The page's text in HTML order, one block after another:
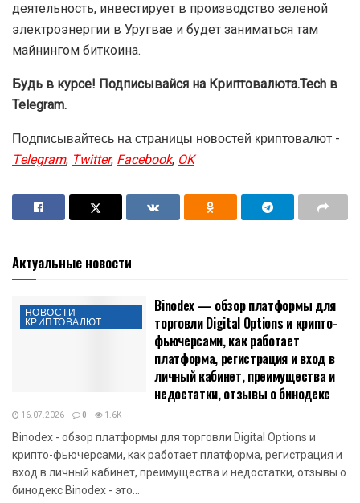
деятельность, инвестирует в производство зеленой
электроэнергии в Уругвае и будет заниматься там
майнингом биткоина.
Будь в курсе! Подписывайся на Криптовалюта.Tech в
Telegram.
Подписывайтесь на страницы новостей криптовалют -
Telegram,Twitter,Facebook,OK
Актуальные новости
НОВОСТИ
КРИПТОВАЛЮТ
Binodex — обзор платформы для
торговли Digital Options и крипто-
фьючерсами, как работает
платформа, регистрация и вход в
личный кабинет, преимущества и
недостатки, отзывы о бинодекс
16.07.2026 0 1.6K
Binodex - обзор платформы для торговли Digital Options и
крипто-фьючерсами, как работает платформа, регистрация и
вход в личный кабинет, преимущества и недостатки, отзывы о
бинодекс Binodex - это...